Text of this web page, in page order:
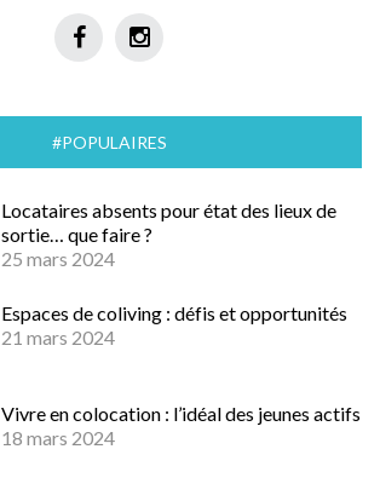
#POPULAIRES
Locataires absents pour état des lieux de
sortie… que faire ?
25 mars 2024
Espaces de coliving : défis et opportunités
21 mars 2024
Vivre en colocation : l’idéal des jeunes actifs
18 mars 2024